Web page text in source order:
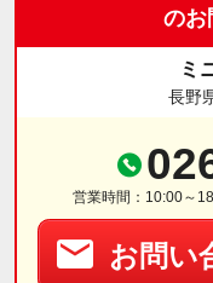
のお
ミ
長野
営業時間：10:00～
お問い